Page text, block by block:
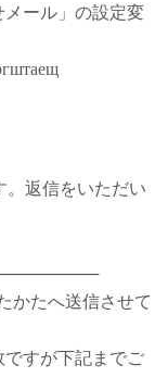
メール」の設定変
。返信をいただい
かたへ送信させて
すが下記までご